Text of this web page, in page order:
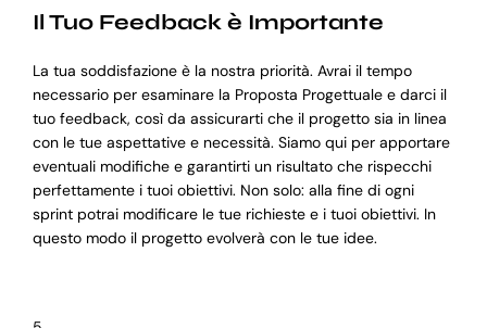
Il Tuo Feedback è Importante
La tua soddisfazione è la nostra priorità. Avrai il tempo
necessario per esaminare la Proposta Progettuale e darci il
tuo feedback, così da assicurarti che il progetto sia in linea
con le tue aspettative e necessità. Siamo qui per apportare
eventuali modifiche e garantirti un risultato che rispecchi
perfettamente i tuoi obiettivi. Non solo: alla fine di ogni
sprint potrai modificare le tue richieste e i tuoi obiettivi. In
questo modo il progetto evolverà con le tue idee.